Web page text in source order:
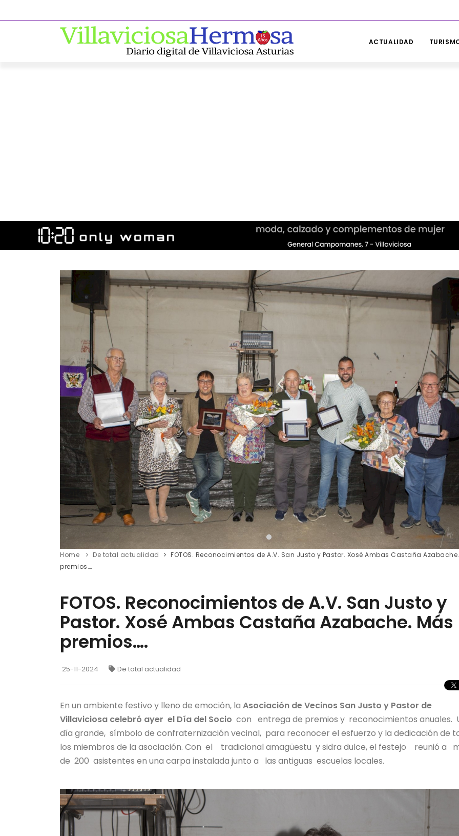
ACTUALIDAD
Home De total actualidad
FOTOS. Reconocimientos de A.V. San Justo y Pastor. Xosé Ambas Castaña
premios….
FOTOS. Reconocimientos de A.V. San Justo y
Pastor. Xosé Ambas Castaña Azabache. Más
premios….
25-11-2024 De total actualidad
En un ambiente festivo y lleno de emoción, la Asociación de Vecinos San Justo y Pastor de
Villaviciosa celebró ayer el Día del Socio con entrega de premios y reconocimientos anuales.
día grande, símbolo de confraternización vecinal, para reconocer el esfuerzo y la dedicación de
los miembros de la asociación. Con el tradicional amagüestu y sidra dulce, el festejo reunió a
de 200 asistentes en una carpa instalada junto a las antiguas escuelas locales.